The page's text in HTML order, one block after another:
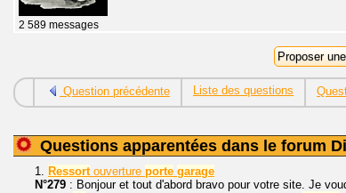
2 589 messages
Question précédente Liste des questions
Questions apparentées dans le forum
1. Ressortouverture porte garage
N°279 : Bonjour et tout d'abord bravo pour votre site. Je